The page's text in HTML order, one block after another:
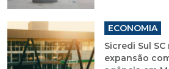
ECONOMIA
Sicredi Sul
expansão